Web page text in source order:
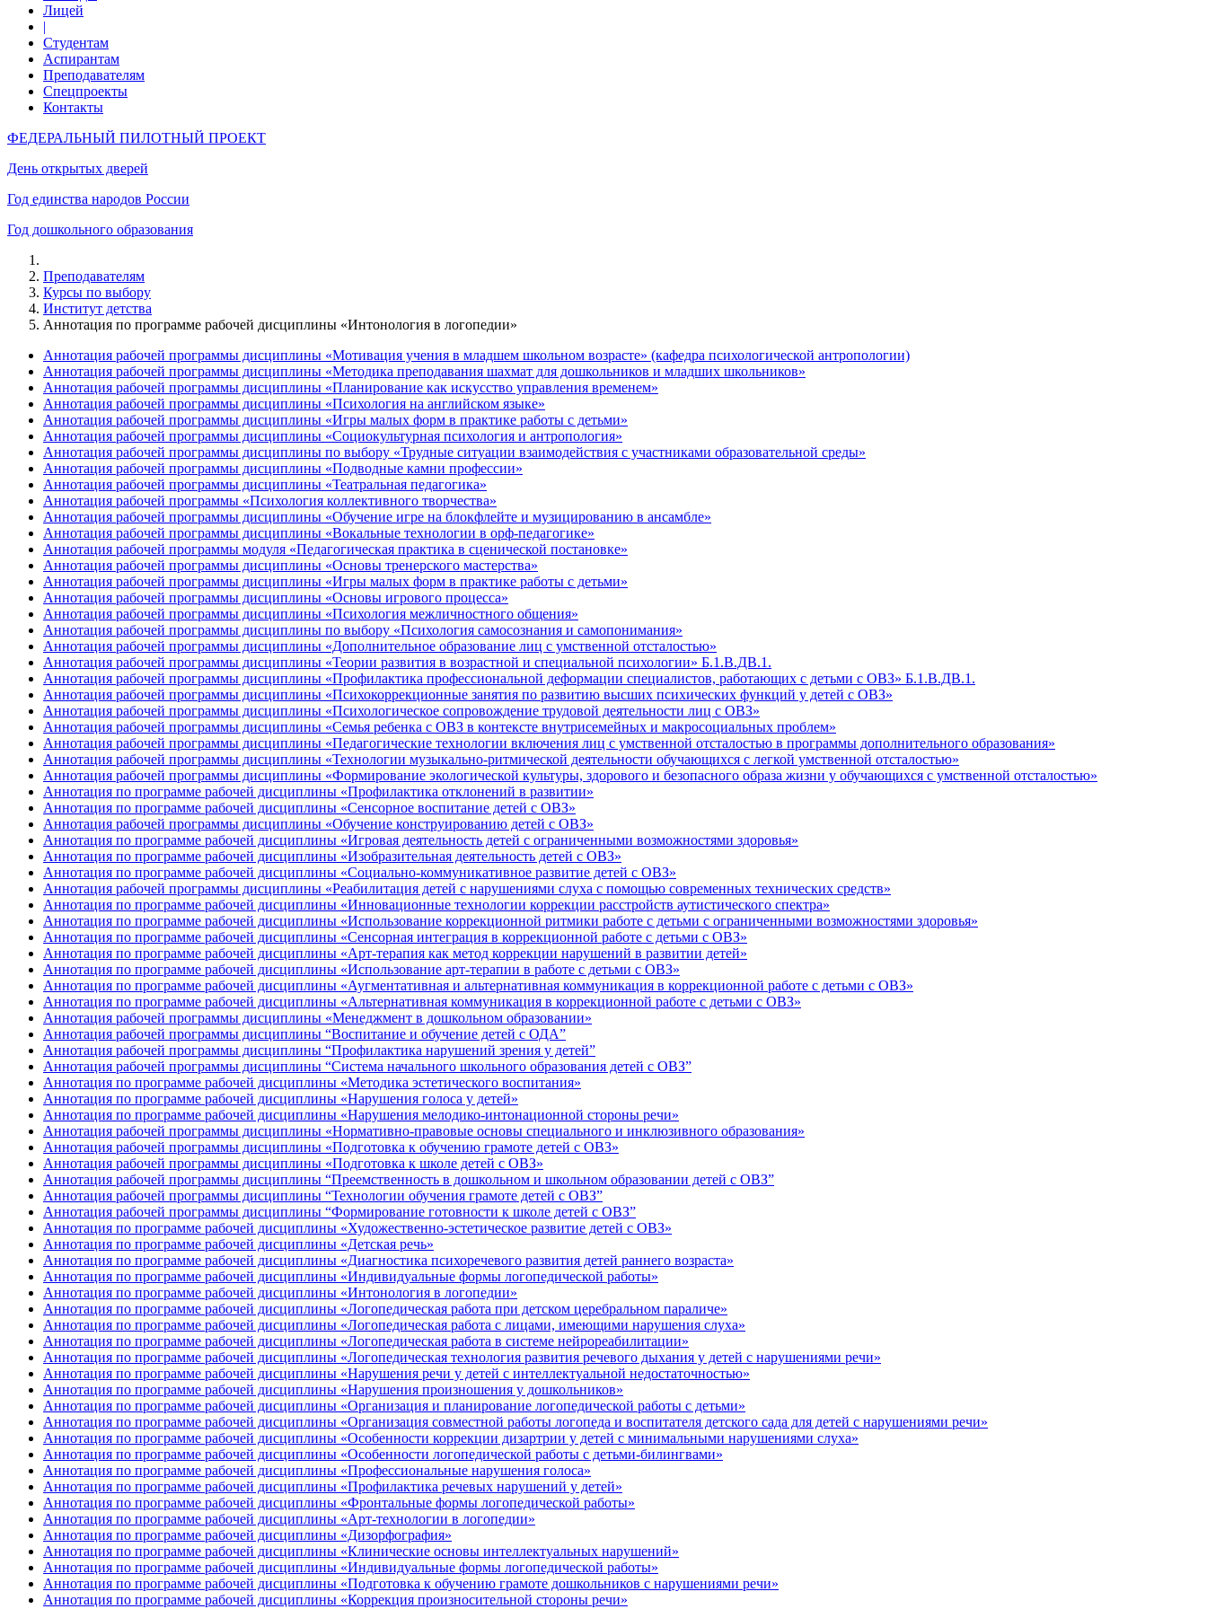
Лицей
|
Студентам
Аспирантам
Преподавателям
Спецпроекты
Контакты
ФЕДЕРАЛЬНЫЙ ПИЛОТНЫЙ ПРОЕКТ
День открытых дверей
Год единства народов России
Год дошкольного образования
Преподавателям
Курсы по выбору
Институт детства
Аннотация по программе рабочей дисциплины «Интонология в логопедии»
Аннотация рабочей программы дисциплины «Мотивация учения в младшем школьном возрасте» (кафедра психологической антропологии)
Аннотация рабочей программы дисциплины «Методика преподавания шахмат для дошкольников и младших школьников»
Аннотация рабочей программы дисциплины «Планирование как искусство управления временем»
Аннотация рабочей программы дисциплины «Психология на английском языке»
Аннотация рабочей программы дисциплины «Игры малых форм в практике работы с детьми»
Аннотация рабочей программы дисциплины «Социокультурная психология и антропология»
Аннотация рабочей программы дисциплины по выбору «Трудные ситуации взаимодействия с участниками образовательной среды»
Аннотация рабочей программы дисциплины «Подводные камни профессии»
Аннотация рабочей программы дисциплины «Театральная педагогика»
Аннотация рабочей программы «Психология коллективного творчества»
Аннотация рабочей программы дисциплины «Обучение игре на блокфлейте и музицированию в ансамбле»
Аннотация рабочей программы дисциплины «Вокальные технологии в орф-педагогике»
Аннотация рабочей программы модуля «Педагогическая практика в сценической постановке»
Аннотация рабочей программы дисциплины «Основы тренерского мастерства»
Аннотация рабочей программы дисциплины «Игры малых форм в практике работы с детьми»
Аннотация рабочей программы дисциплины «Основы игрового процесса»
Аннотация рабочей программы дисциплины «Психология межличностного общения»
Аннотация рабочей программы дисциплины по выбору «Психология самосознания и самопонимания»
Аннотация рабочей программы дисциплины «Дополнительное образование лиц с умственной отсталостью»
Аннотация рабочей программы дисциплины «Теории развития в возрастной и специальной психологии» Б.1.В.ДВ.1.
Аннотация рабочей программы дисциплины «Профилактика профессиональной деформации специалистов, работающих с детьми с ОВЗ» Б.1.В.ДВ.1.
Аннотация рабочей программы дисциплины «Психокоррекционные занятия по развитию высших психических функций у детей с ОВЗ»
Аннотация рабочей программы дисциплины «Психологическое сопровождение трудовой деятельности лиц с ОВЗ»
Аннотация рабочей программы дисциплины «Семья ребенка с ОВЗ в контексте внутрисемейных и макросоциальных проблем»
Аннотация рабочей программы дисциплины «Педагогические технологии включения лиц с умственной отсталостью в программы дополнительного образования»
Аннотация рабочей программы дисциплины «Технологии музыкально-ритмической деятельности обучающихся с легкой умственной отсталостью»
Аннотация рабочей программы дисциплины «Формирование экологической культуры, здорового и безопасного образа жизни у обучающихся с умственной отсталостью»
Аннотация по программе рабочей дисциплины «Профилактика отклонений в развитии»
Аннотация по программе рабочей дисциплины «Сенсорное воспитание детей с ОВЗ»
Аннотация рабочей программы дисциплины «Обучение конструированию детей с ОВЗ»
Аннотация по программе рабочей дисциплины «Игровая деятельность детей с ограниченными возможностями здоровья»
Аннотация по программе рабочей дисциплины «Изобразительная деятельность детей с ОВЗ»
Аннотация по программе рабочей дисциплины «Социально-коммуникативное развитие детей с ОВЗ»
Аннотация рабочей программы дисциплины «Реабилитация детей с нарушениями слуха с помощью современных технических средств»
Аннотация по программе рабочей дисциплины «Инновационные технологии коррекции расстройств аутистического спектра»
Аннотация по программе рабочей дисциплины «Использование коррекционной ритмики работе с детьми с ограниченными возможностями здоровья»
Аннотация по программе рабочей дисциплины «Сенсорная интеграция в коррекционной работе с детьми с ОВЗ»
Аннотация по программе рабочей дисциплины «Арт-терапия как метод коррекции нарушений в развитии детей»
Аннотация по программе рабочей дисциплины «Использование арт-терапии в работе с детьми с ОВЗ»
Аннотация по программе рабочей дисциплины «Аугментативная и альтернативная коммуникация в коррекционной работе с детьми с ОВЗ»
Аннотация по программе рабочей дисциплины «Альтернативная коммуникация в коррекционной работе с детьми с ОВЗ»
Аннотация рабочей программы дисциплины «Менеджмент в дошкольном образовании»
Аннотация рабочей программы дисциплины “Воспитание и обучение детей с ОДА”
Аннотация рабочей программы дисциплины “Профилактика нарушений зрения у детей”
Аннотация рабочей программы дисциплины “Система начального школьного образования детей с ОВЗ”
Аннотация по программе рабочей дисциплины «Методика эстетического воспитания»
Аннотация по программе рабочей дисциплины «Нарушения голоса у детей»
Аннотация по программе рабочей дисциплины «Нарушения мелодико-интонационной стороны речи»
Аннотация рабочей программы дисциплины «Нормативно-правовые основы специального и инклюзивного образования»
Аннотация рабочей программы дисциплины «Подготовка к обучению грамоте детей с ОВЗ»
Аннотация рабочей программы дисциплины «Подготовка к школе детей с ОВЗ»
Аннотация рабочей программы дисциплины “Преемственность в дошкольном и школьном образовании детей с ОВЗ”
Аннотация рабочей программы дисциплины “Технологии обучения грамоте детей с ОВЗ”
Аннотация рабочей программы дисциплины “Формирование готовности к школе детей с ОВЗ”
Аннотация по программе рабочей дисциплины «Художественно-эстетическое развитие детей с ОВЗ»
Аннотация по программе рабочей дисциплины «Детская речь»
Аннотация по программе рабочей дисциплины «Диагностика психоречевого развития детей раннего возраста»
Аннотация по программе рабочей дисциплины «Индивидуальные формы логопедической работы»
Аннотация по программе рабочей дисциплины «Интонология в логопедии»
Аннотация по программе рабочей дисциплины «Логопедическая работа при детском церебральном параличе»
Аннотация по программе рабочей дисциплины «Логопедическая работа с лицами, имеющими нарушения слуха»
Аннотация по программе рабочей дисциплины «Логопедическая работа в системе нейрореабилитации»
Аннотация по программе рабочей дисциплины «Логопедическая технология развития речевого дыхания у детей с нарушениями речи»
Аннотация по программе рабочей дисциплины «Нарушения речи у детей с интеллектуальной недостаточностью»
Аннотация по программе рабочей дисциплины «Нарушения произношения у дошкольников»
Аннотация по программе рабочей дисциплины «Организация и планирование логопедической работы с детьми»
Аннотация по программе рабочей дисциплины «Организация совместной работы логопеда и воспитателя детского сада для детей с нарушениями речи»
Аннотация по программе рабочей дисциплины «Особенности коррекции дизартрии у детей с минимальными нарушениями слуха»
Аннотация по программе рабочей дисциплины «Особенности логопедической работы с детьми-билингвами»
Аннотация по программе рабочей дисциплины «Профессиональные нарушения голоса»
Аннотация по программе рабочей дисциплины «Профилактика речевых нарушений у детей»
Аннотация по программе рабочей дисциплины «Фронтальные формы логопедической работы»
Аннотация по программе рабочей дисциплины «Арт-технологии в логопедии»
Аннотация по программе рабочей дисциплины «Дизорфография»
Аннотация по программе рабочей дисциплины «Клинические основы интеллектуальных нарушений»
Аннотация по программе рабочей дисциплины «Индивидуальные формы логопедической работы»
Аннотация по программе рабочей дисциплины «Подготовка к обучению грамоте дошкольников с нарушениями речи»
Аннотация по программе рабочей дисциплины «Коррекция произносительной стороны речи»